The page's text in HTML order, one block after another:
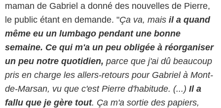
maman de Gabriel a donné des nouvelles de Pierre,
le public étant en demande. "Ça va, mais il a quand
même eu un lumbago pendant une bonne
semaine. Ce qui m'a un peu obligée à réorganiser
un peu notre quotidien, parce que j'ai dû beaucoup
pris en charge les allers-retours pour Gabriel à Mont-
de-Marsan, vu que c'est Pierre d'habitude. (...) Il a
fallu que je gère tout. Ça m'a sortie des papiers,